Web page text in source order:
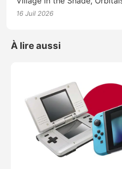
16 Juil 2026
À lire aussi